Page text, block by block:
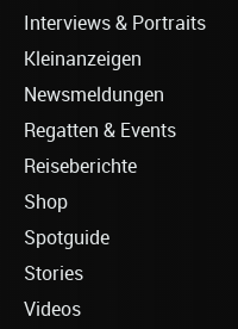
Interviews & Portraits
Kleinanzeigen
Newsmeldungen
Regatten & Events
Reiseberichte
Shop
Spotguide
Stories
Videos